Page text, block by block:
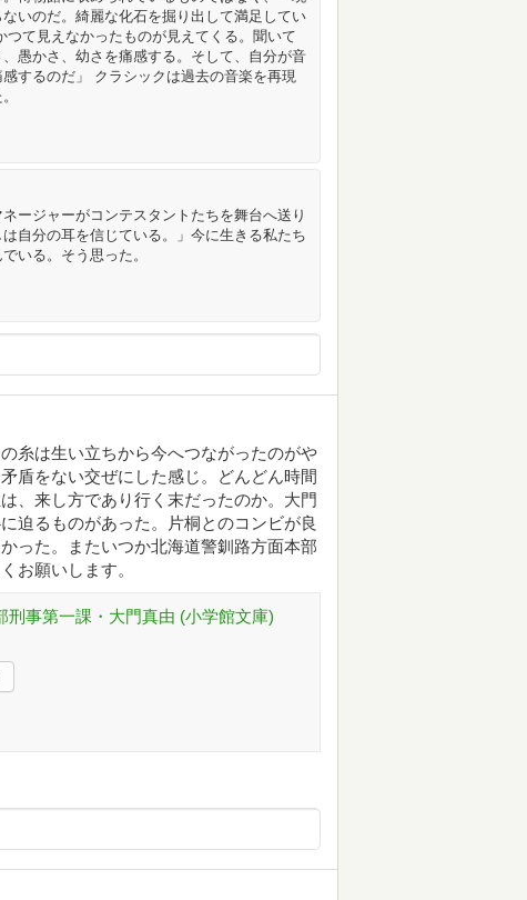
いのだ。綺麗な化石を掘り出して満足してい
て見えなかったものが見えてくる。聞いて
愚かさ、幼さを痛感する。そして、自分が音
するのだ」 クラシックは過去の音楽を再現
ージャーがコンテスタントたちを舞台へ送り
自分の耳を信じている。」今に生きる私たち
いる。そう思った。
糸は生い立ちから今へつながったのがや
盾をない交ぜにした感じ。どんどん時間
、来し方であり行く末だったのか。大門
迫るものがあった。片桐とのコンビが良
った。またいつか北海道警釧路方面本部
お願いします。
事第一課・大門真由 (小学館文庫)